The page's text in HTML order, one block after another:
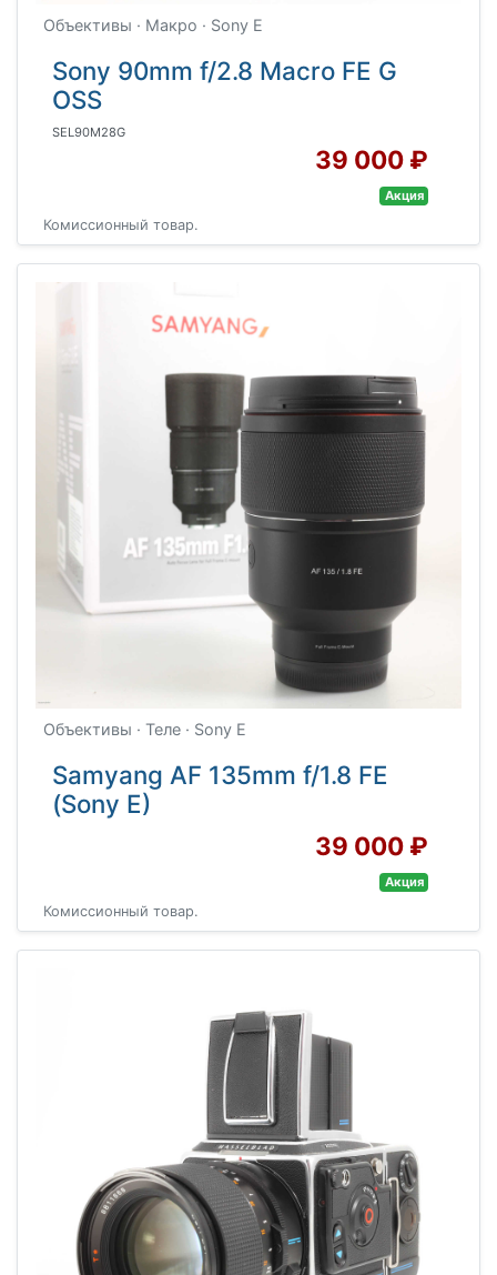
Объективы · Макро · Sony E
Sony 90mm f/2.8 Macro FE G
OSS
SEL90M28G
39 000 ₽
Акция
Комиссионный товар.
Объективы · Теле · Sony E
Samyang AF 135mm f/1.8 FE
(Sony E)
39 000 ₽
Акция
Комиссионный товар.